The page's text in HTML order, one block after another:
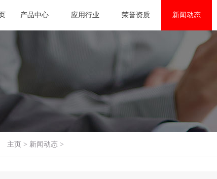
产品中心 应用行业 荣誉资质 新闻动态
主页 > 新闻动态 >